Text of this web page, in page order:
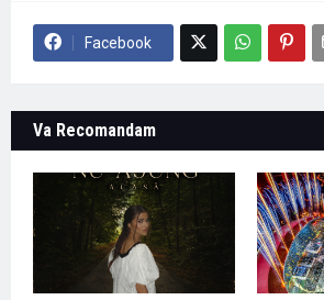
Facebook
Va Recomandam